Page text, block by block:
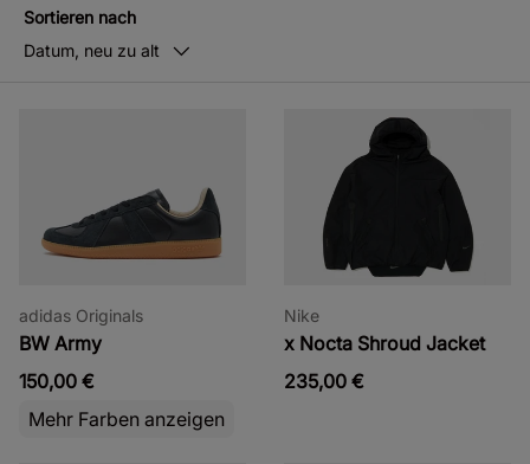
Sortieren nach
Datum, neu zu alt
adidas Originals
BW Army
150,00 €
Mehr Farben anzeigen
Nike
x Nocta Shroud Jacket
235,00 €